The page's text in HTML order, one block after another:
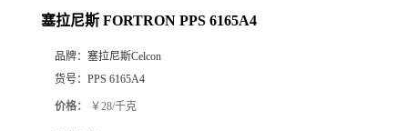
厅
塞拉尼斯 FORTRON PPS 6165A4
品牌： 塞拉尼斯Celcon
货号： PPS 6165A4
价格： ￥28/千克